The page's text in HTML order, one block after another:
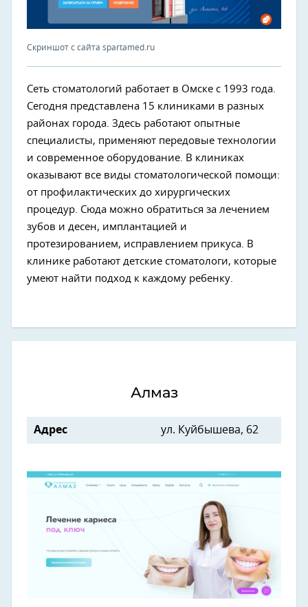
Скриншот с сайта spartamed.ru
Сеть стоматологий работает в Омске с 1993 года.
Сегодня представлена 15 клиниками в разных
районах города. Здесь работают опытные
специалисты, применяют передовые технологии
и современное оборудование. В клиниках
оказывают все виды стоматологической помощи:
от профилактических до хирургических
процедур. Сюда можно обратиться за лечением
зубов и десен, имплантацией и
протезированием, исправлением прикуса. В
клинике работают детские стоматологи, которые
умеют найти подход к каждому ребенку.
Алмаз
Адрес ул. Куйбышева, 62